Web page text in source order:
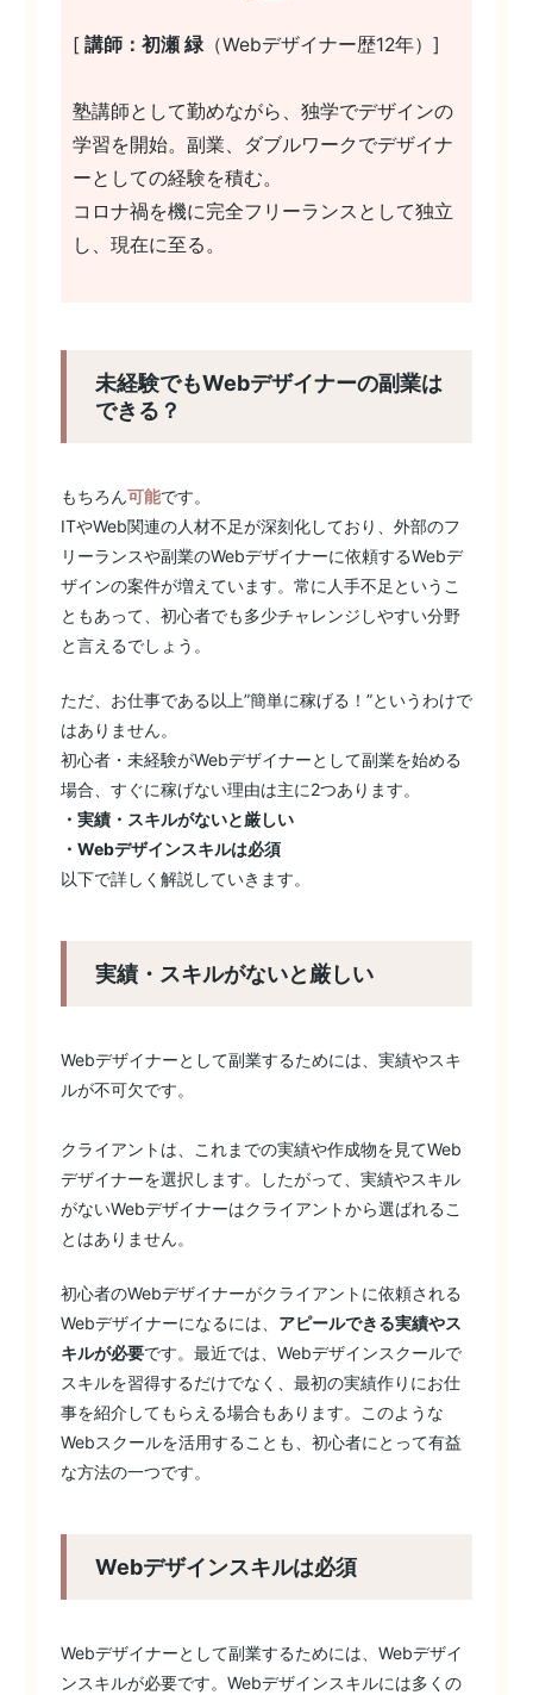
[ 講師：初瀬 緑（Webデザイナー歴12年）]
塾講師として勤めながら、独学でデザインの
学習を開始。副業、ダブルワークでデザイナ
ーとしての経験を積む。
コロナ禍を機に完全フリーランスとして独立
し、現在に至る。
未経験でもWebデザイナーの副業は
できる？
もちろん可能です。
ITやWeb関連の人材不足が深刻化しており、外部のフ
リーランスや副業のWebデザイナーに依頼するWebデ
ザインの案件が増えています。常に人手不足というこ
ともあって、初心者でも多少チャレンジしやすい分野
と言えるでしょう。
ただ、お仕事である以上”簡単に稼げる！”というわけで
はありません。
初心者・未経験がWebデザイナーとして副業を始める
場合、すぐに稼げない理由は主に2つあります。
・実績・スキルがないと厳しい
・Webデザインスキルは必須
以下で詳しく解説していきます。
実績・スキルがないと厳しい
Webデザイナーとして副業するためには、実績やスキ
ルが不可欠です。
クライアントは、これまでの実績や作成物を見てWeb
デザイナーを選択します。したがって、実績やスキル
がないWebデザイナーはクライアントから選ばれるこ
とはありません。
初心者のWebデザイナーがクライアントに依頼される
Webデザイナーになるには、 アピールできる実績やス
キルが必要です。最近では、Webデザインスクールで
スキルを習得するだけでなく、最初の実績作りにお仕
事を紹介してもらえる場合もあります。このような
Webスクールを活用することも、初心者にとって有益
な方法の一つです。
Webデザインスキルは必須
Webデザイナーとして副業するためには、Webデザイ
ンスキルが必要です。Webデザインスキルには多くの